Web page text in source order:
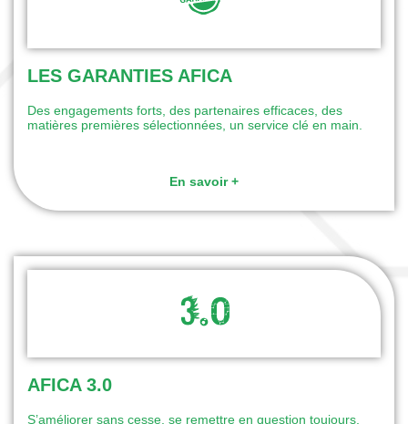
LES GARANTIES AFICA
Des engagements forts, des partenaires efficaces, des
matières premières sélectionnées, un service clé en main.
En savoir +
AFICA 3.0
S’améliorer sans cesse, se remettre en question toujours,